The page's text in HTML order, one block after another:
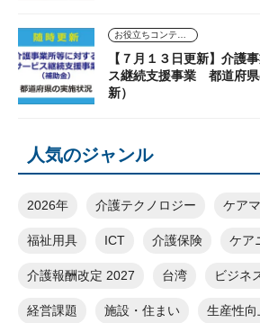
お役立ちコンテンツ
【７月１３日更新】介護
ス継続支援事業 都道府
新）
人気のジャンル
2026年 介護テクノロジー ケア
福祉用具 ICT 介護保険 ケア
介護報酬改定 2027 台湾 ビジネ
経営課題 施設・住まい 生産性向